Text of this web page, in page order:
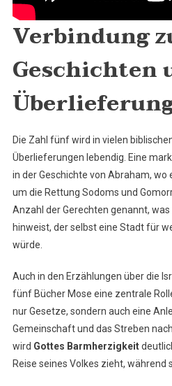
Verbindung
Geschichten
Die Zahl fünf wird in vielen
Überlieferungen lebendig. Eine
in der Geschichte von Abraham, wo
um die Rettung Sodoms und
Anzahl der Gerechten genannt,
hinweist, der selbst eine Stadt für
würde.
Auch in den Erzählungen über die
fünf Bücher Mose eine zentrale
nur Gesetze, sondern auch eine
Gemeinschaft und das Streben
wird Gottes Barmherzigkeit
Reise seines Volkes zieht, während